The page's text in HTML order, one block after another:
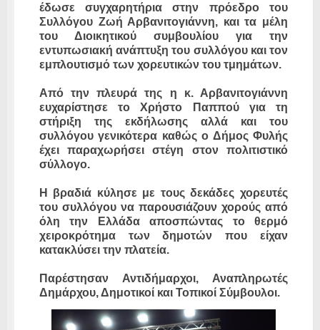
έδωσε συγχαρητήρια στην πρόεδρο του
Συλλόγου Ζωή Αρβανιτογιάννη, και τα μέλη
του Διοικητικού συμβουλίου για την
εντυπωσιακή ανάπτυξη του συλλόγου και τον
εμπλουτισμό των χορευτικών του τμημάτων.
Από την πλευρά της η κ. Αρβανιτογιάννη
ευχαρίστησε το Χρήστο Παππού για τη
στήριξη της εκδήλωσης αλλά και του
συλλόγου γενικότερα καθώς ο Δήμος Φυλής
έχει παραχωρήσει στέγη στον πολιτιστικό
σύλλογο.
Η βραδιά κύλησε με τους δεκάδες χορευτές
του συλλόγου να παρουσιάζουν χορούς από
όλη την Ελλάδα αποσπώντας το θερμό
χειροκρότημα των δημοτών που είχαν
κατακλύσει την πλατεία.
Παρέστησαν Αντιδήμαρχοι, Αναπληρωτές
Δημάρχου, Δημοτικοί και Τοπικοί Σύμβουλοι.